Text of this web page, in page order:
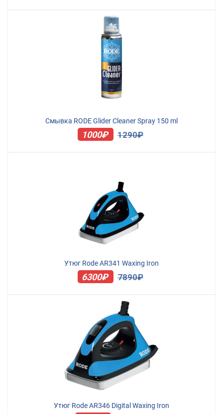
Смывка RODE Glider Cleaner Spray 150 ml
1000₽ 1290₽
Утюг Rode AR341 Waxing Iron
6300₽ 7890₽
Утюг Rode AR346 Digital Waxing Iron